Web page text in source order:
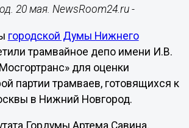
20 мая. NewsRoom24.ru -
городской Думы Нижнего
трамвайное депо имени И.В.
для оценки
партии трамваев, готовящихся к
в Нижний Новгород.